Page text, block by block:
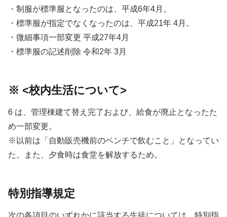
・制服が標準服となったのは、平成6年4月。
・標準服が指定でなくなったのは、平成21年 4月。
・微細事項一部変更 平成27年4月
・標準服の記述削除 令和2年 3月
※ <校内生活について>
6 は、管理棟建て替え完了および、給食が廃止となったた
め一部変更。
※以前は「自動販売機前のベンチで飲むこと」となってい
た。また、夕食時は食堂を解放するため。
特別指導規定